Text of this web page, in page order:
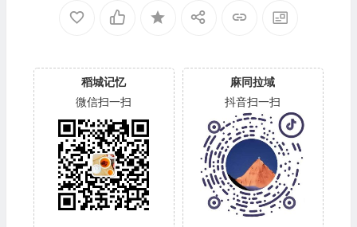
稻城记忆
微信扫一扫
麻同拉域
抖音扫一扫